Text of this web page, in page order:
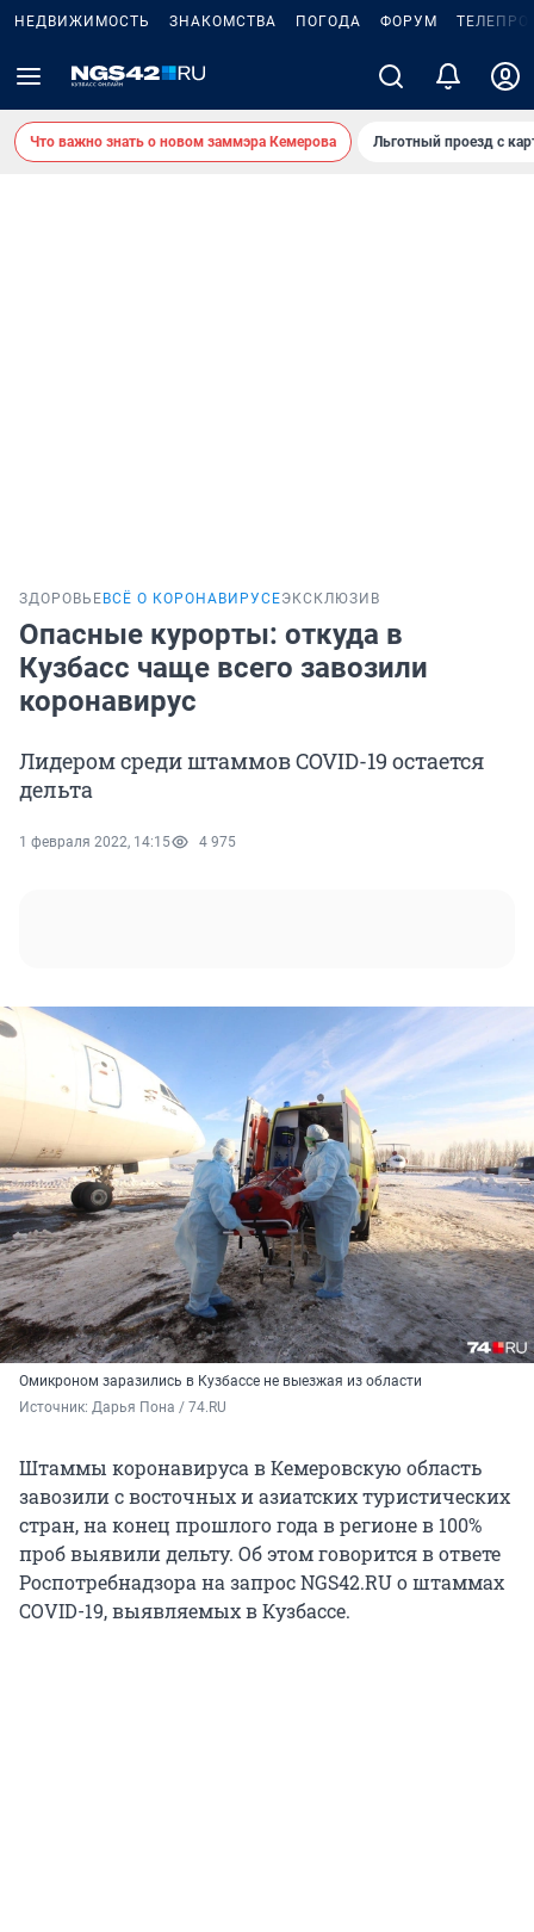
НЕДВИЖИМОСТЬ ЗНАКОМСТВА ПОГОДА ФОРУМ
Что важно знать о новом заммэра Кемерова Льготный проезд с
ЗДОРОВЬЕ ВСЁ О КОРОНАВИРУСЕЭКСКЛЮЗИВ
Опасные курорты: откуда в
Кузбасс чаще всего завозили
коронавирус
Лидером среди штаммов COVID-19 остается
дельта
1 февраля 2022, 14:15 4 975
Омикроном заразились в Кузбассе не выезжая из области
Источник: Дарья Пона / 74.RU
Штаммы коронавируса в Кемеровскую область
завозили с восточных и азиатских туристических
стран, на конец прошлого года в регионе в 100%
проб выявили дельту. Об этом говорится в ответе
Роспотребнадзора на запрос NGS42.RU о штаммах
COVID-19, выявляемых в Кузбассе.